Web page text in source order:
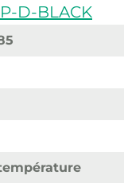
D-BLACK